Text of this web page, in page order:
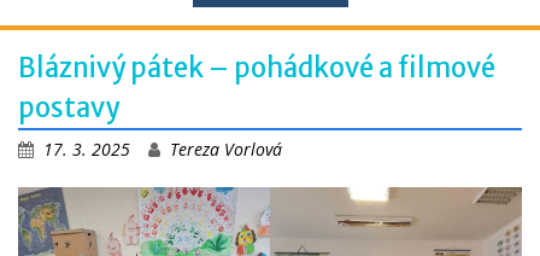
Bláznivý pátek – pohádkové a filmové
postavy
17. 3. 2025 Tereza Vorlová